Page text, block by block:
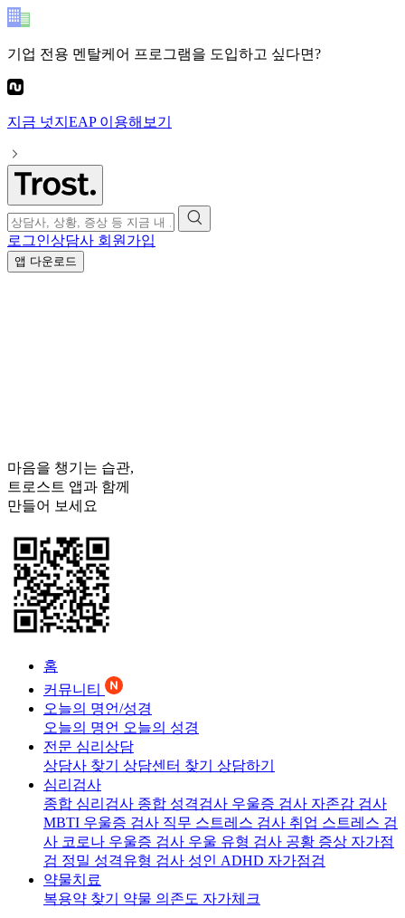
기업 전용 멘탈케어 프로그램을 도입하고 싶다면?
지금 넛지EAP이용해보기
로그인상담사 회원가입
앱 다운로드
마음을 챙기는 습관,
트로스트 앱과 함께
만들어 보세요
홈
커뮤니티
오늘의 명언/성경
오늘의 명언 오늘의 성경
전문 심리상담
상담사 찾기 상담센터 찾기 상담하기
심리검사
종합 심리검사 종합 성격검사 우울증 검사 자존감 검사
MBTI 우울증 검사 직무 스트레스 검사 취업 스트레스 검
사 코로나 우울증 검사 우울 유형 검사 공황 증상 자가점
검 정밀 성격유형 검사 성인 ADHD 자가점검
약물치료
복용약 찾기 약물 의존도 자가체크